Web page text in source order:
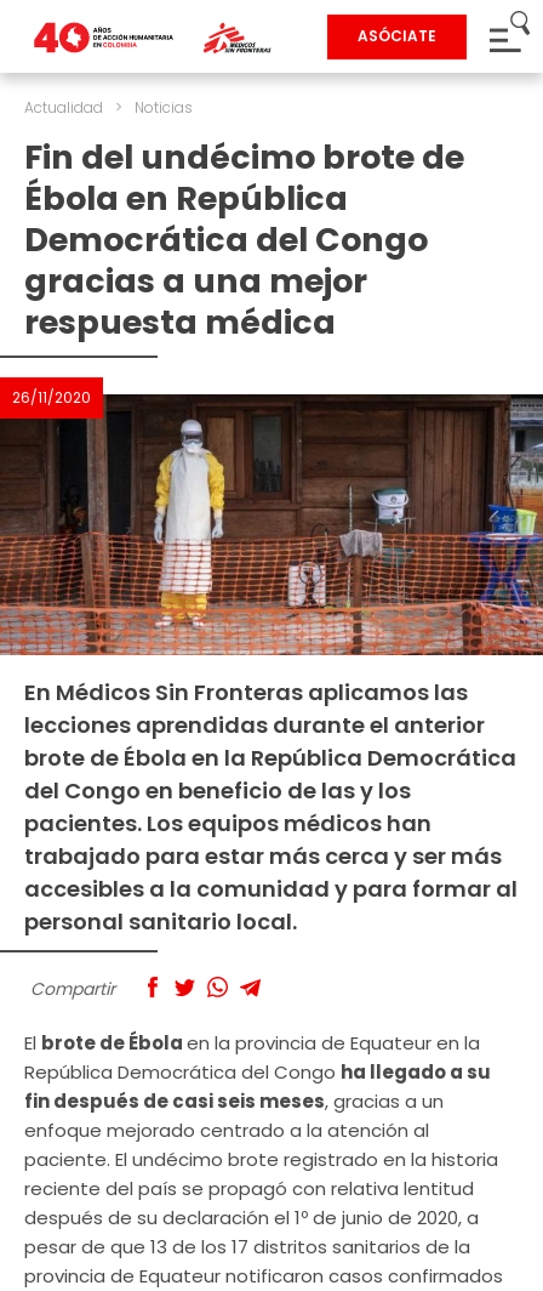
ASÓCIATE
Actualidad > Noticias
Fin del undécimo brote de
Ébola en República
Democrática del Congo
gracias a una mejor
respuesta médica
26/11/2020
En Médicos Sin Fronteras aplicamos las
lecciones aprendidas durante el anterior
brote de Ébola en la República Democrática
del Congo en beneficio de las y los
pacientes. Los equipos médicos han
trabajado para estar más cerca y ser más
accesibles a la comunidad y para formar al
personal sanitario local.
Compartir
El brote de Ébolaen la provincia de Equateur en la
República Democrática del Congo ha llegado a su
fin después de casi seis meses, gracias a un
enfoque mejorado centrado a la atención al
paciente. El undécimo brote registrado en la historia
reciente del país se propagó con relativa lentitud
después de su declaración el 1º de junio de 2020, a
pesar de que 13 de los 17 distritos sanitarios de la
provincia de Equateur notificaron casos confirmados